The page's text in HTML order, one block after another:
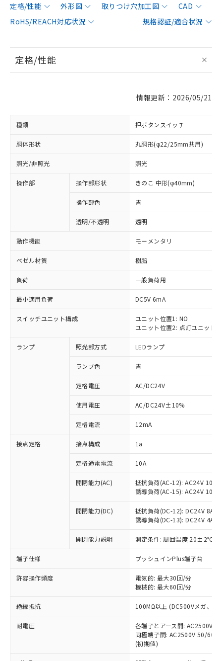
定格/性能 外形図 取りつけ穴加工図
CAD
RoHS/REACH対応状況
規格認証/適合状況
定格/性能
情報更新：2026/05/21
種類 押ボタンスイッチ
胴体形状 丸胴形(φ22/25mm共用)
照光/非照光 照光
操作部 操作部形状 きのこ 中形(φ40mm)
操作部色 青
透明/不透明 透明
動作機能 モーメンタリ
ベゼル材質 樹脂
負荷 一般負荷用
最小適用負荷 DC5V 6mA
スイッチユニット構成
ユニット位置1: NO
ユニット位置2: 点灯ユニット
ランプ 照光部方式 LEDランプ
ランプ色 青
定格電圧 AC/DC24V
使用電圧 AC/DC24V±10%
定格電流 12mA
接点定格 接点構成 1a
定格通電電流 10A
開閉能力(AC)
抵抗負荷(AC-12): AC24V 10A/
誘導負荷(AC-15): AC24V
開閉能力(DC)
抵抗負荷(DC-12): DC24V 8A/
誘導負荷(DC-13): DC24V 4A/
開閉能力説明 測定条件: 周囲温度 20±2℃、
端子仕様 プッシュインPlus端子台
許容操作頻度
電気的: 最大30回/分
機械的: 最大60回/分
絶縁抵抗 100MΩ以上 (DC500Vメガ、点
耐電圧
各端子とアース間: AC2500V
同極端子間: AC2500V 50/
(初期値)
ご利用条件
以下の条件をお読みいただき、同意のうえ
ご利用ください。
本サービスは、当社制御機器事業取扱
商品の当社在庫状況および標準価格
(税抜)を提供させていただくもので
当社制御機器事業取扱商品の中には、
本サービスの対象外となる商品もある
ことをご了承ください。
在庫状況および標準価格照会結果は、
記載している更新日時点での社内デー
タに基づき作成されるものであり、閲
覧された時点での実際の在庫および標
準価格とは異なる場合があることをご
※1 対応状況
対応済み：EU RoHS指令（10物質）の
非含有に対応した製品が提供可能な商品で
対応予定：EU RoHS指令（10物質）の非含
有に対応した製品に切り替える予定のある
対応予定なし：EU RoHS指令（10物質）の
非含有に非対応の商品で、対応品を出す予
定はありません。
調査・確認中：EU RoHS指令（10物質）の
非含有の対応状況を調査中または確認中の
非該当品：ライセンス料など無形物で、有
害物質有無と関係のない商品です。
仕入先様の事情により、非含有部品として
いたものが、含有品と判明した場合などや
むを得ず変更することがあります。
鉛(Pb) 1000ppm以下、 水銀(Hg) 1000ppm以下、 カド
六価クロム(Cr(Ⅵ)) 1000ppm以下、ポリ臭化ビフェニル
類(PBB) 1000ppm以下、ポリ臭化ジフェニルエーテル類
(PBDE) 1000ppm以下、フタル酸ビス(2-エチルヘキシ
※1 中国RoHS○×表
「○」：最大均質材料含有率が中国RoHSの
基準値以下であることを示します。
「×」：最大均質材料含有率が中国RoHSの
基準値を超えていることを示します。
「－」：未確認です。当社販売部門へお問
い合わせください。
*中国RoHS10物質の基準値 (GB/T26572)：
Pb(鉛) :1000ppm、 Hg(水銀) : 1000ppm、 Cd(カドミウ
Cr(Ⅵ)(六価クロム) : 1000ppm、 PBBs(ポリ臭化ビフェ
当社は、これら貴社製品のうち、外国
為替および外国貿易法に定める商品
（以下｢規制貨物等」という）を輸出
国政府の輸出許可(または役務取引許
可)を取得するなどの必要な手続きを